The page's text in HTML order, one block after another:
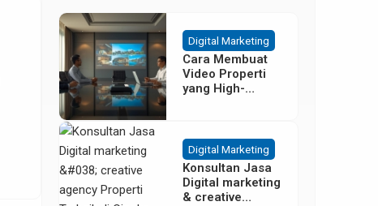
Digital Marketing
Cara Membuat
Video Properti
yang High-
Digital Marketing
Konsultan Jasa
Digital marketing
& creative